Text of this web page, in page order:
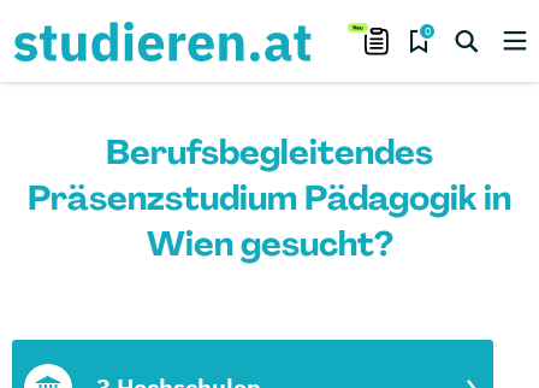
0
Berufsbegleitendes
Präsenzstudium Pädagogik in
Wien gesucht?